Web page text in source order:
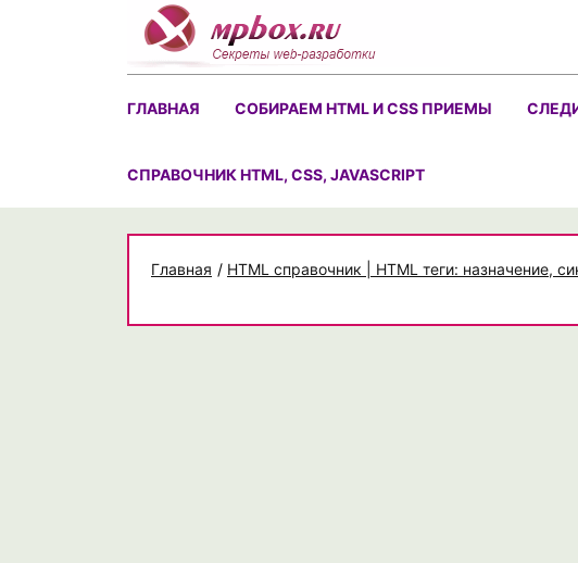
ГЛАВНАЯ СОБИРАЕМ HTML И CSS ПРИЕМЫ
CПРАВОЧНИК HTML, CSS, JAVASCRIPT
Главная / HTML справочник | HTML теги: назначение,